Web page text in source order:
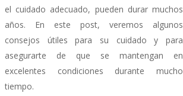
el cuidado adecuado, pueden durar muchos
años. En este post, veremos algunos
consejos útiles para su cuidado y para
asegurarte de que se mantengan en
excelentes condiciones durante mucho
tiempo.